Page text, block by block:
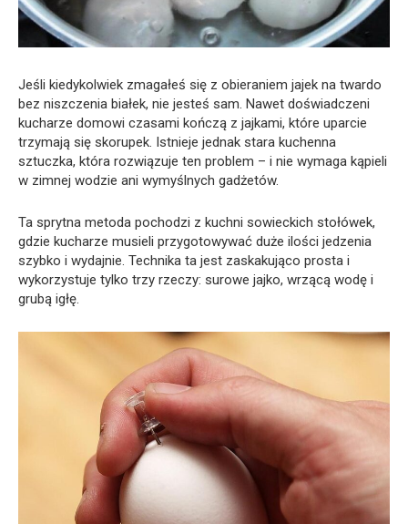
Jeśli kiedykolwiek zmagałeś się z obieraniem jajek na twardo
bez niszczenia białek, nie jesteś sam. Nawet doświadczeni
kucharze domowi czasami kończą z jajkami, które uparcie
trzymają się skorupek. Istnieje jednak stara kuchenna
sztuczka, która rozwiązuje ten problem – i nie wymaga kąpieli
w zimnej wodzie ani wymyślnych gadżetów.
Ta sprytna metoda pochodzi z kuchni sowieckich stołówek,
gdzie kucharze musieli przygotowywać duże ilości jedzenia
szybko i wydajnie. Technika ta jest zaskakująco prosta i
wykorzystuje tylko trzy rzeczy: surowe jajko, wrzącą wodę i
grubą igłę.